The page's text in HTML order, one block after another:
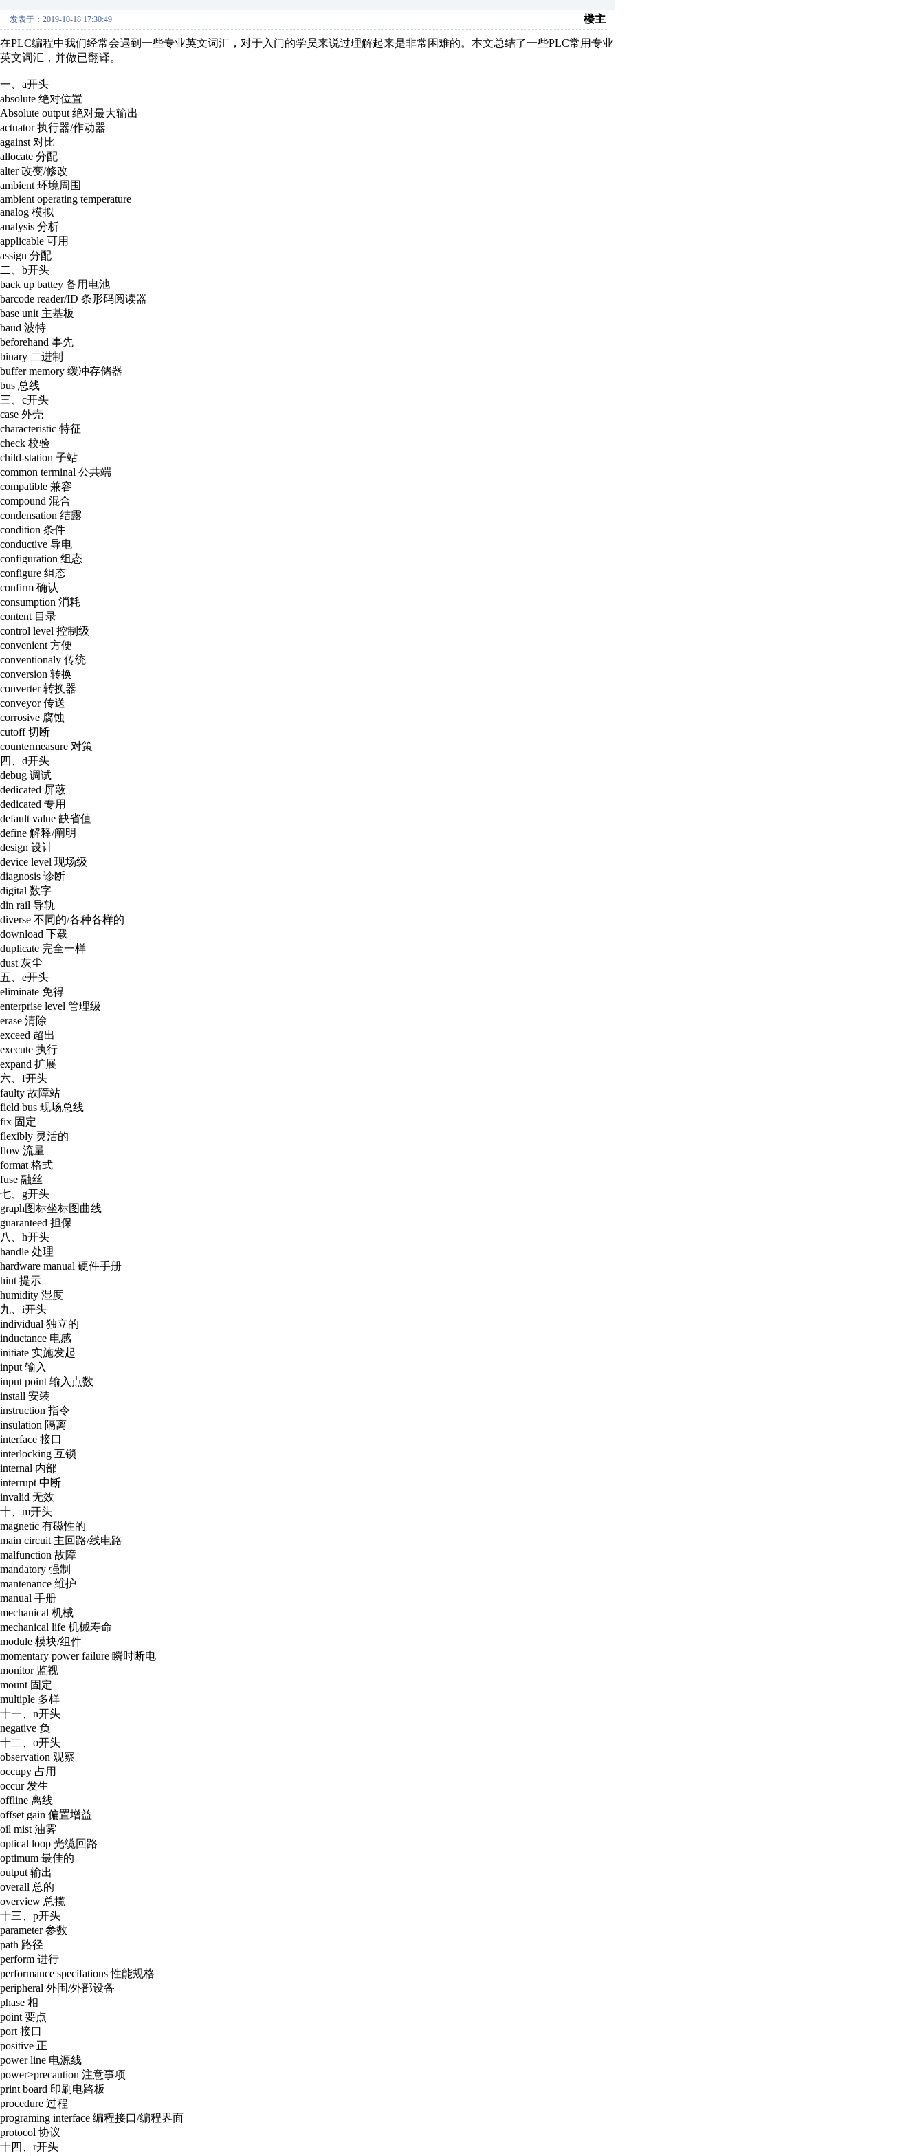
发表于：2019-10-18 17:30:49 楼主
在PLC编程中我们经常会遇到一些专业英文词汇，对于入门的学员来说过理解起来是非常困难的。本文总结了一些PLC常用专业
英文词汇，并做已翻译。
一、a开头
absolute 绝对位置
Absolute output 绝对最大输出
actuator 执行器/作动器
against 对比
allocate 分配
alter 改变/修改
ambient 环境周围
ambient operating temperature
analog 模拟
analysis 分析
applicable 可用
assign 分配
二、b开头
back up battey 备用电池
barcode reader/ID 条形码阅读器
base unit 主基板
baud 波特
beforehand 事先
binary 二进制
buffer memory 缓冲存储器
bus 总线
三、c开头
case 外壳
characteristic 特征
check 校验
child-station 子站
common terminal 公共端
compatible 兼容
compound 混合
condensation 结露
condition 条件
conductive 导电
configuration 组态
configure 组态
confirm 确认
consumption 消耗
content 目录
control level 控制级
convenient 方便
conventionaly 传统
conversion 转换
converter 转换器
conveyor 传送
corrosive 腐蚀
cutoff 切断
countermeasure 对策
四、d开头
debug 调试
dedicated 屏蔽
dedicated 专用
default value 缺省值
define 解释/阐明
design 设计
device level 现场级
diagnosis 诊断
digital 数字
din rail 导轨
diverse 不同的/各种各样的
download 下载
duplicate 完全一样
dust 灰尘
五、e开头
eliminate 免得
enterprise level 管理级
erase 清除
exceed 超出
execute 执行
expand 扩展
六、f开头
faulty 故障站
field bus 现场总线
fix 固定
flexibly 灵活的
flow 流量
format 格式
fuse 融丝
七、g开头
graph图标坐标图曲线
guaranteed 担保
八、h开头
handle 处理
hardware manual 硬件手册
hint 提示
humidity 湿度
九、i开头
individual 独立的
inductance 电感
initiate 实施发起
input 输入
input point 输入点数
install 安装
instruction 指令
insulation 隔离
interface 接口
interlocking 互锁
internal 内部
interrupt 中断
invalid 无效
十、m开头
magnetic 有磁性的
main circuit 主回路/线电路
malfunction 故障
mandatory 强制
mantenance 维护
manual 手册
mechanical 机械
mechanical life 机械寿命
module 模块/组件
momentary power failure 瞬时断电
monitor 监视
mount 固定
multiple 多样
十一、n开头
negative 负
十二、o开头
observation 观察
occupy 占用
occur 发生
offline 离线
offset gain 偏置增益
oil mist 油雾
optical loop 光缆回路
optimum 最佳的
output 输出
overall 总的
overview 总揽
十三、p开头
parameter 参数
path 路径
perform 进行
performance specifations 性能规格
peripheral 外围/外部设备
phase 相
point 要点
port 接口
positive 正
power line 电源线
power>precaution 注意事项
print board 印刷电路板
procedure 过程
programing interface 编程接口/编程界面
protocol 协议
十四、r开头